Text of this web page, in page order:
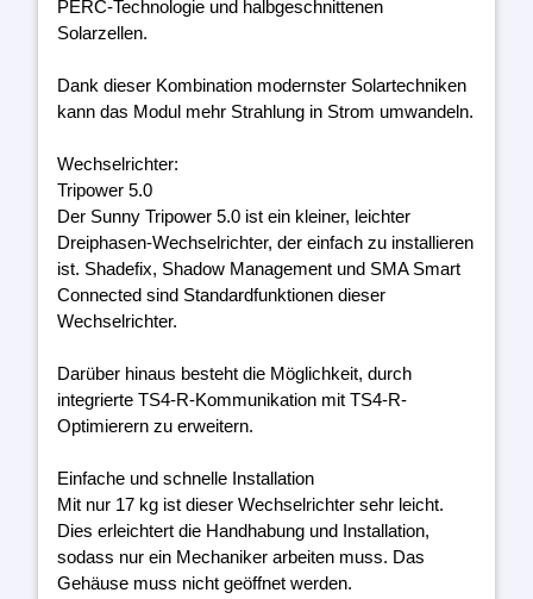
PERC-Technologie und halbgeschnittenen
Solarzellen.
Dank dieser Kombination modernster Solartechniken
kann das Modul mehr Strahlung in Strom umwandeln.
Wechselrichter:
Tripower 5.0
Der Sunny Tripower 5.0 ist ein kleiner, leichter
Dreiphasen-Wechselrichter, der einfach zu installieren
ist. Shadefix, Shadow Management und SMA Smart
Connected sind Standardfunktionen dieser
Wechselrichter.
Darüber hinaus besteht die Möglichkeit, durch
integrierte TS4-R-Kommunikation mit TS4-R-
Optimierern zu erweitern.
Einfache und schnelle Installation
Mit nur 17 kg ist dieser Wechselrichter sehr leicht.
Dies erleichtert die Handhabung und Installation,
sodass nur ein Mechaniker arbeiten muss. Das
Gehäuse muss nicht geöffnet werden.